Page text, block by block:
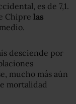
es de 7,1.
Chipre las
desciende por
mucho más aún
mortalidad